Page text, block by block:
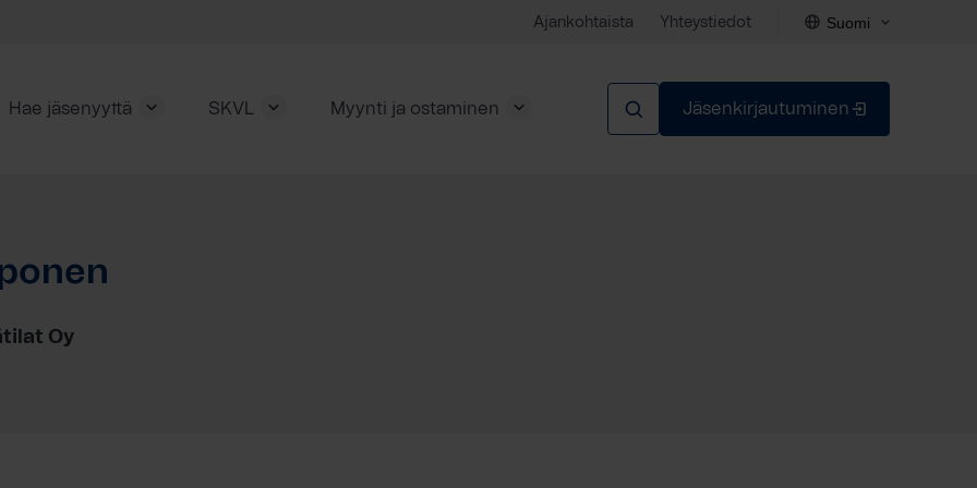
Ajankohtaista Yhteystiedot Suomi
Hae jäsenyyttä SKVL Myynti ja ostaminen Jäsenkirjautuminen
Oy